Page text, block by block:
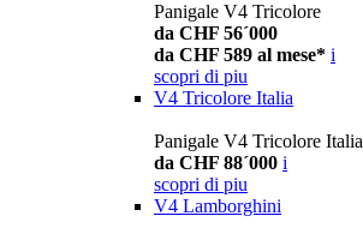
Panigale V4 Tricolore
da CHF 56´000
da CHF 589 al mese* i
scopri di piu
V4 Tricolore Italia
Panigale V4 Tricolore Italia
da CHF 88´000 i
scopri di piu
V4 Lamborghini